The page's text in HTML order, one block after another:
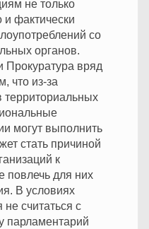
не только
и фактически
со
органов.
Прокуратура вряд
что из-за
могут выполнить
стать причиной
к
повлечь для них
В условиях
не считаться с
парламентарий